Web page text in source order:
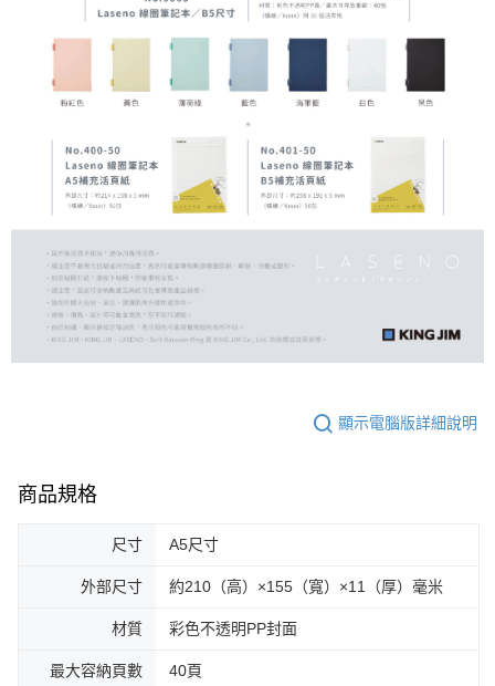
顯示電腦版詳細說明
商品規格
尺寸 A5尺寸
外部尺寸 約210（高）×155（寬）×11（厚）毫米
材質 彩色不透明PP封面
最大容納頁數 40頁